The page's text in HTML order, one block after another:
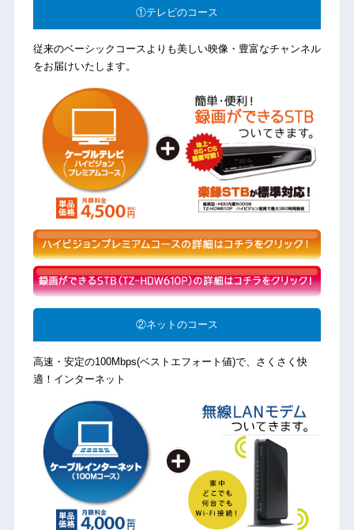
①テレビのコース
従来のベーシックコースよりも美しい映像・豊富なチャンネル
をお届けいたします。
②ネットのコース
高速・安定の100Mbps(ベストエフォート値)で、さくさく快
適！インターネット